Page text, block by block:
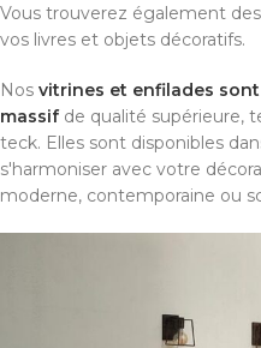
Vous trouverez également
vos livres et objets décoratifs.
Nos vitrines et enfilades
massifde qualité supérieure,
teck. Elles sont disponibles
s'harmoniser avec votre
moderne, contemporaine ou